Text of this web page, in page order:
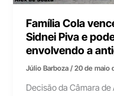
Família Cola
Sidnei Piva e
envolvendo a
Júlio Barboza/20 de maio
Decisão da Câmara